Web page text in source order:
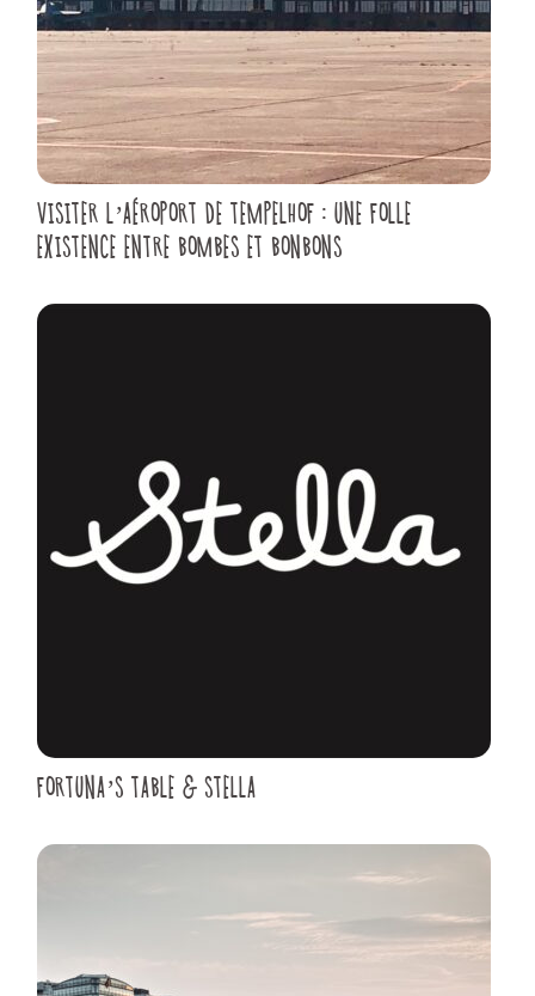
VISITER L’AÉROPORT DE TEMPELHOF : UNE FOLLE
EXISTENCE ENTRE BOMBES ET BONBONS
FORTUNA’S TABLE & STELLA